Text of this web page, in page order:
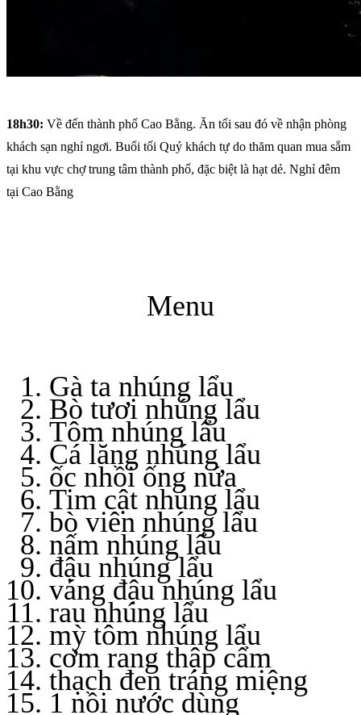
18h30: Về đến thành phố Cao Bằng. Ăn tối sau đó về nhận phòng
khách sạn nghỉ ngơi. Buổi tối Quý khách tự do thăm quan mua sắm
tại khu vực chợ trung tâm thành phố, đặc biệt là hạt dẻ. Nghỉ đêm
tại Cao Bằng
Menu
Gà ta nhúng lẩu
Bò tươi nhúng lẩu
Tôm nhúng lẩu
Cá lăng nhúng lẩu
ốc nhồi ống nứa
Tim cật nhúng lẩu
bò viên nhúng lẩu
nấm nhúng lẩu
đậu nhúng lẩu
váng đậu nhúng lẩu
rau nhúng lẩu
mỳ tôm nhúng lẩu
cơm rang thập cẩm
thạch đen tráng miệng
1 nồi nước dùng